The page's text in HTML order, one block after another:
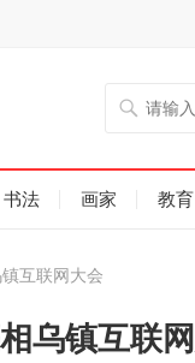
书法 画家 教育
互联网大会
乌镇互联